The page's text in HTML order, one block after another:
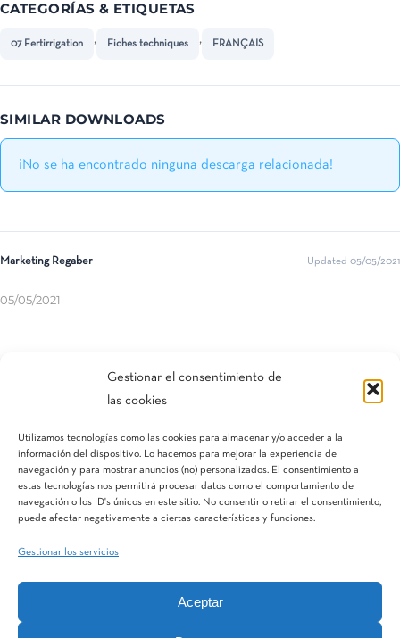
Gestionar el consentimiento de
las cookies
Utilizamos tecnologías como las cookies para almacenar y/o acceder a la
información del dispositivo. Lo hacemos para mejorar la experiencia de
navegación y para mostrar anuncios (no) personalizados. El consentimiento a
estas tecnologías nos permitirá procesar datos como el comportamiento de
navegación o los ID's únicos en este sitio. No consentir o retirar el consentimiento,
puede afectar negativamente a ciertas características y funciones.
Gestionar los servicios
Aceptar
CATEGORÍAS & ETIQUETAS
07 Fertirrigation , Fiches techniques , FRANÇAIS
SIMILAR DOWNLOADS
¡No se ha encontrado ninguna descarga relacionada!
Marketing Regaber Updated 05/05/2021
05/05/2021